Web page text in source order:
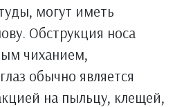
могут иметь
Обструкция носа
чиханием,
обычно является
на пыльцу, клещей,